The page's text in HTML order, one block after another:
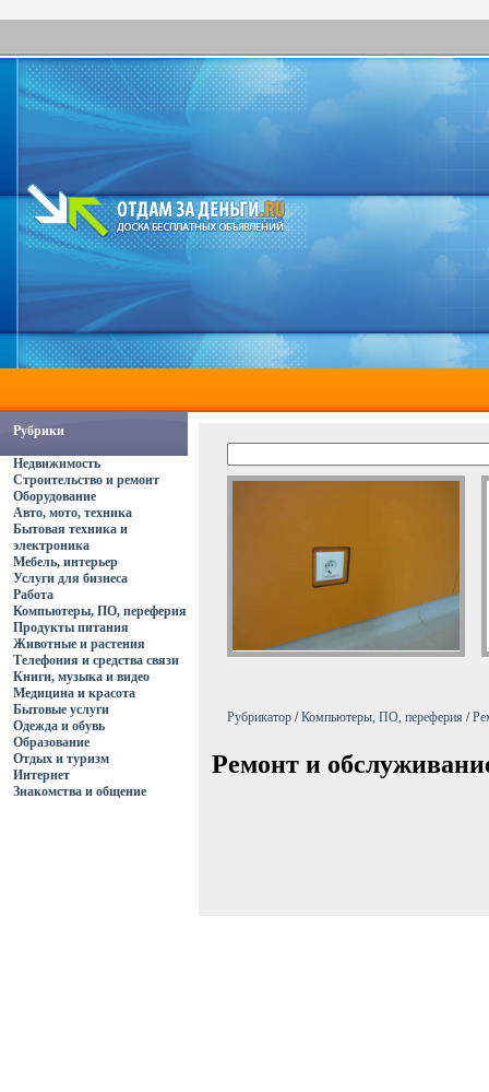
Рубрики
Недвижимость
Строительство и ремонт
Оборудование
Авто, мото, техника
Бытовая техника и
электроника
Мебель, интерьер
Услуги для бизнеса
Работа
Компьютеры, ПО, переферия
Продукты питания
Животные и растения
Телефония и средства связи
Книги, музыка и видео
Медицина и красота
Бытовые услуги
Одежда и обувь
Образование
Отдых и туризм
Интернет
Знакомства и общение
Рубрикатор /Компьютеры, ПО, переферия /
Ремонт и